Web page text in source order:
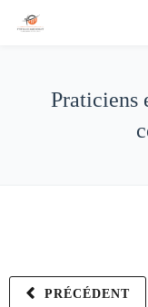
Praticiens
PRÉCÉDENT